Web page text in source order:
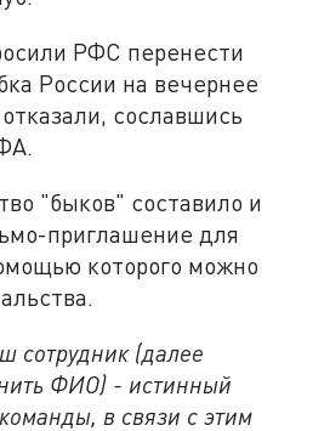
РФС перенести
России на вечернее
сославшись
"быков" составило и
приглашение для
которого можно
сотрудник (далее
ФИО) - истинный
в связи с этим